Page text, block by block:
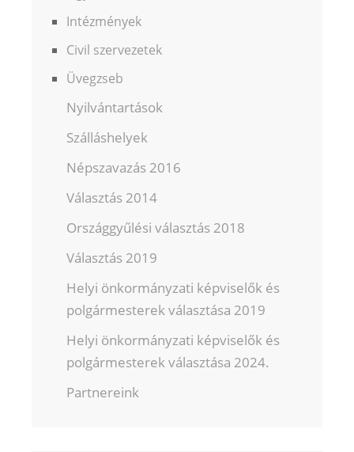
Intézmények
Civil szervezetek
Üvegzseb
Nyilvántartások
Szálláshelyek
Népszavazás 2016
Választás 2014
Országgyűlési választás 2018
Választás 2019
Helyi önkormányzati képviselők és
polgármesterek választása 2019
Helyi önkormányzati képviselők és
polgármesterek választása 2024.
Partnereink